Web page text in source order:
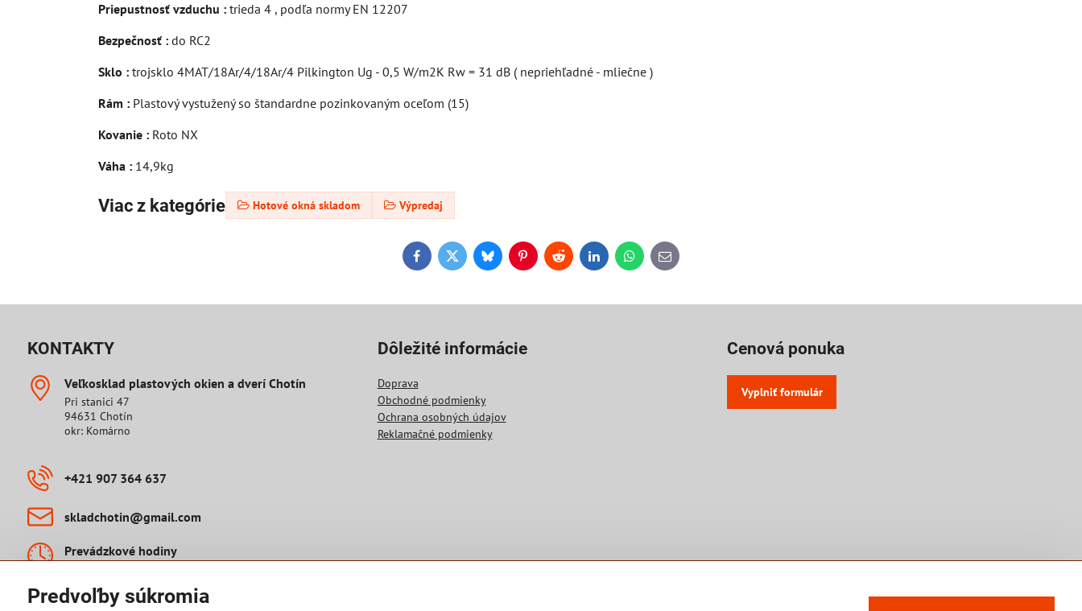
Priepustnosť vzduchu :trieda 4 , podľa normy EN 12207
Bezpečnosť :do RC2
Sklo :trojsklo 4MAT/18Ar/4/18Ar/4 Pilkington Ug - 0,5 W/m2K Rw = 31 dB ( nepriehľadné - mliečne )
Rám :Plastový vystužený so štandardne pozinkovaným oceľom (15)
Kovanie :Roto NX
Váha :14,9kg
Viac z kategórie Hotové okná skladom Výpredaj
FacebookTwitterBlueskyPinterestRedditLinkedInWhatsApp
E-
mail
KONTAKTY
Veľkosklad plastových okien a dverí Chotín
Pri stanici 47
94631 Chotín
okr: Komárno
+421 907 364 637
skladchotin​@gmail​.com
Prevádzkové hodiny
Dôležité informácie
Doprava
Obchodné podmienky
Ochrana osobných údajov
Reklamačné podmienky
Cenová ponuka
Vyplniť formulár
Predvoľby súkromia